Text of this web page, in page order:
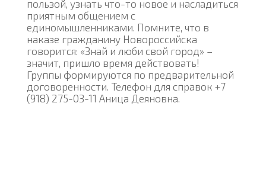
пользой, узнать что-то новое и насладиться
приятным общением с
единомышленниками. Помните, что в
наказе гражданину Новороссийска
говорится: «Знай и люби свой город» –
значит, пришло время действовать!
Группы формируются по предварительной
договоренности. Телефон для справок +7
(918) 275-03-11 Аница Деяновна.